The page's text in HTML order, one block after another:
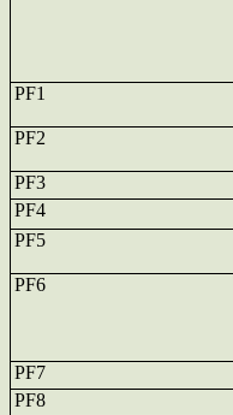
PF1
PF2
PF3
PF4
PF5
PF6
PF7
PF8